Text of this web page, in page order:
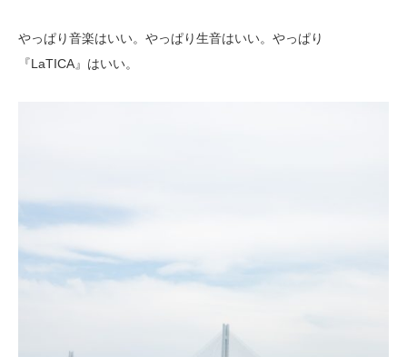
やっぱり音楽はいい。やっぱり生音はいい。やっぱり
『LaTICA』はいい。